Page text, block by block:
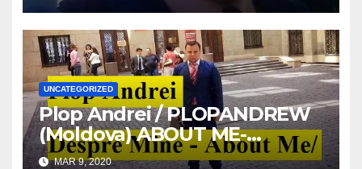
UNCATEGORIZED
Plop Andrei / PLOPANDREW
(Moldova) ABOUT ME-
DESPRE MINE
MAR 9, 2020